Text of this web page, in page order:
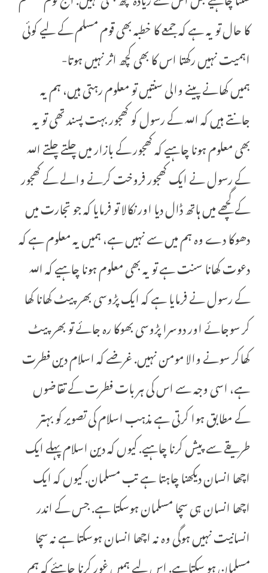
کا حال تو یہ ہے کہ جمعے کا خطبہ بھی قوم مسلم کے لیے کوئی
اہمیت نہیں رکھتا اس کا بھی کچھ اثر نہیں ہوتا-
ہمیں کھانے پینے والی سنتیں تو معلوم رہتی ہیں، ہم یہ
جانتے ہیں کہ اللہ کے رسول کو کھجور بہت پسند تھی تو یہ
بھی معلوم ہونا چاہیے کہ کھجور کے بازار میں چلتے چلتے اللہ
کے رسول نے ایک کھجور فروخت کرنے والے کے کھجور
کے گچھے میں ہاتھ ڈال دیا اور نکالا تو فرمایا کہ جو تجارت میں
دھوکا دے وہ ہم میں سے نہیں ہے، ہمیں یہ معلوم ہے کہ
دعوت کھانا سنت ہے تو یہ بھی معلوم ہونا چاہیے کہ اللہ
کے رسول نے فرمایا ہے کہ ایک پڑوسی بھر پیٹ کھانا کھا
کر سوجائے اور دوسرا پڑوسی بھوکا رہ جائے تو بھر پیٹ
کھاکر سونے والا مومن نہیں. غرضے کہ اسلام دین فطرت
ہے، اسی وجہ سے اس کی ہر بات فطرت کے تقاضوں
کے مطابق ہوا کرتی ہے مذہب اسلام کی تصویر کو بہتر
طریقے سے پیش کرنا چاہیے. کیوں کہ دین اسلام پہلے ایک
اچھا انسان دیکھنا چاہتا ہے تب مسلمان. کیوں کہ ایک
اچھا انسان ہی سچا مسلمان ہوسکتا ہے. جس کے اندر
انسانیت نہیں ہوگی وہ نہ اچھا انسان ہوسکتا ہے نہ سچا
مسلمان ہو سکتاہے. اس لیے ہمیں غور کرنا چاہئے کہ ہم